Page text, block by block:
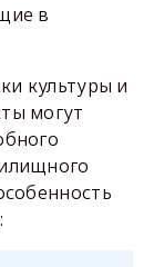
в
культуры и
могут